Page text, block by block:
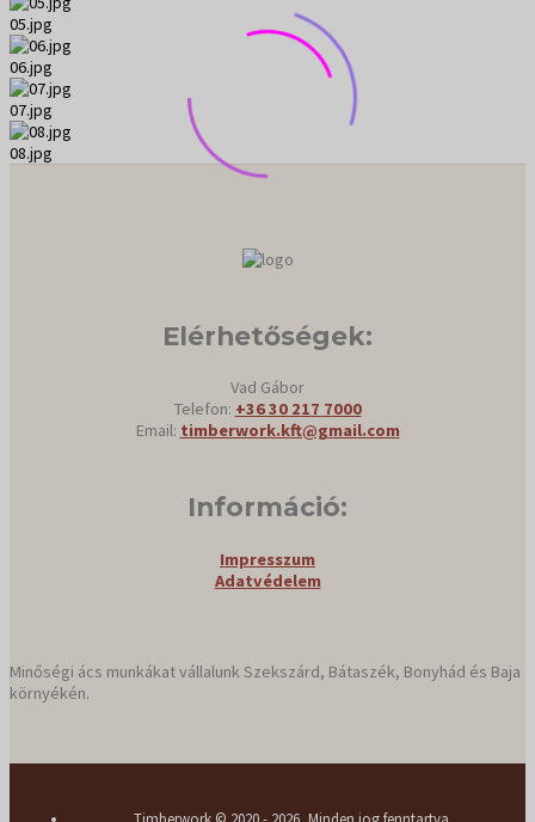
05.jpg
06.jpg
07.jpg
08.jpg
Elérhetőségek:
Vad Gábor
Telefon: +36 30 217 7000
Email: timberwork.kft@gmail.com
Információ:
Impresszum
Adatvédelem
Minőségi ács munkákat vállalunk Szekszárd, Bátaszék, Bonyhád és Baja
környékén.